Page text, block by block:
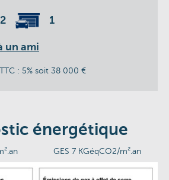
2 1
un ami
: 5% soit 38 000 €
énergétique
GES 7 KGéqCO2/m².an